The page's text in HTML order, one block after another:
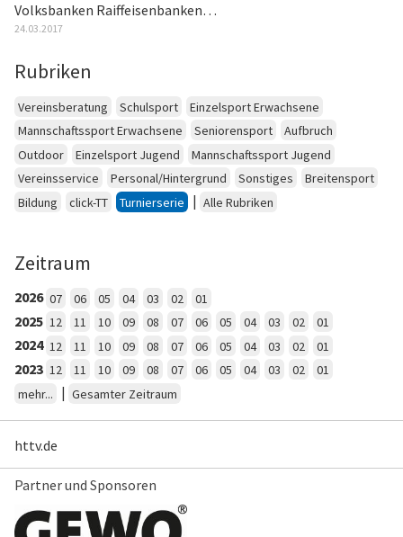
Volksbanken Raiffeisenbanken…
24.03.2017
Rubriken
Vereinsberatung Schulsport
Einzelsport Erwachsene
Mannschaftssport Erwachsene
Seniorensport
Aufbruch
Outdoor
Einzelsport Jugend
Mannschaftssport Jugend
Vereinsservice
Personal/Hintergrund Sonstiges
Breitensport
Bildung
click-TT Turnierserie | Alle Rubriken
Zeitraum
2026 07 06 05 04 03 02 01
2025 12 11 10 09 08 07 06 05 04 03 02 01
2024 12 11 10 09 08 07 06 05 04 03 02 01
2023 12 11 10 09 08 07 06 05 04 03 02
01
mehr...
| Gesamter Zeitraum
httv.de
Partner und Sponsoren